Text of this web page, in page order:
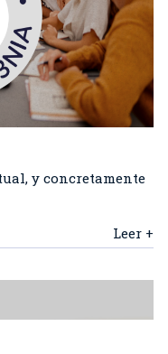
y concretamente
Leer +